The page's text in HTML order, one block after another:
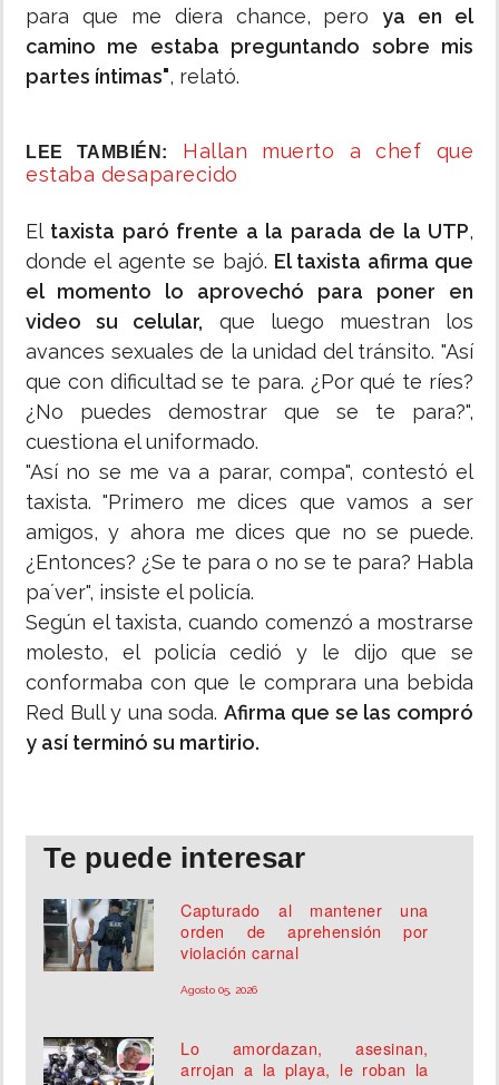
para que me diera chance, peroya en el
camino me estaba preguntando sobre mis
partes íntimas", relató.
LEE TAMBIÉN:
Hallan muerto a chef que
estaba desaparecido
El taxista paró frente a la parada de la UTP,
donde el agente se bajó. El taxista afirma que
el momento lo aprovechó para poner en
video su celular, que luego muestran los
avances sexuales de la unidad del tránsito. "Así
que con dificultad se te para. ¿Por qué te ríes?
¿No puedes demostrar que se te para?",
cuestiona el uniformado.
"Así no se me va a parar, compa", contestó el
taxista. "Primero me dices que vamos a ser
amigos, y ahora me dices que no se puede.
¿Entonces? ¿Se te para o no se te para? Habla
pa´ver", insiste el policía.
Según el taxista, cuando comenzó a mostrarse
molesto, el policía cedió y le dijo que se
conformaba con que le comprara una bebida
Red Bull y una soda. Afirma que se las compró
y así terminó su martirio.
Te puede interesar
Capturado al mantener una
orden de aprehensión por
violación carnal
Agosto 05, 2026
Lo amordazan, asesinan,
arrojan a la playa, le roban la